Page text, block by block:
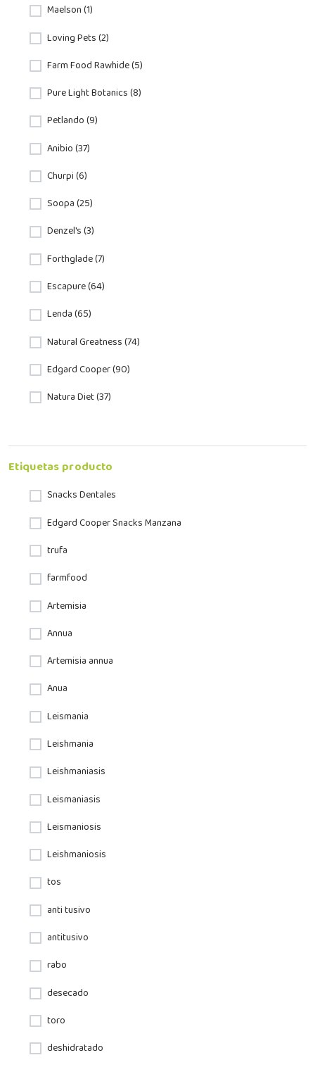
Maelson (1)
Loving Pets (2)
Farm Food Rawhide (5)
Pure Light Botanics (8)
Petlando (9)
Anibio (37)
Churpi (6)
Soopa (25)
Denzel's (3)
Forthglade (7)
Escapure (64)
Lenda (65)
Natural Greatness (74)
Edgard Cooper (90)
Natura Diet (37)
Etiquetas producto
Snacks Dentales
Edgard Cooper Snacks Manzana
trufa
farmfood
Artemisia
Annua
Artemisia annua
Anua
Leismania
Leishmania
Leishmaniasis
Leismaniasis
Leismaniosis
Leishmaniosis
tos
anti tusivo
antitusivo
rabo
desecado
toro
deshidratado